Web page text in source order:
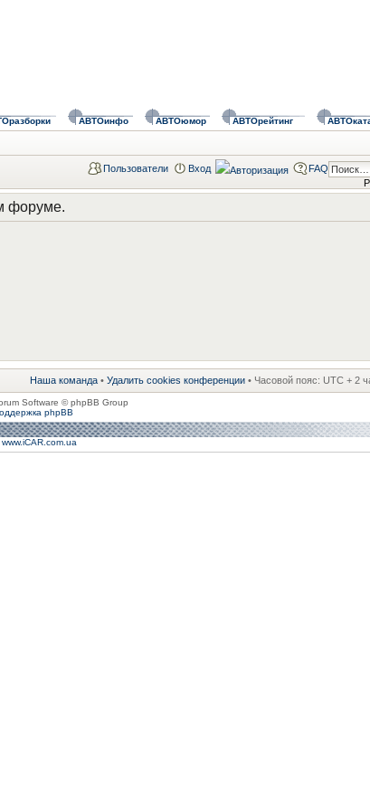
АВТОинфо АВТОюмор АВТОрейтинг
Пользователи Вход FAQ
форуме.
Наша команда • Удалить cookies конференции • Часовой пояс: UTC + 2
Software © phpBB Group
phpBB
www.iCAR.com.ua